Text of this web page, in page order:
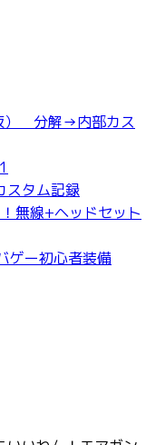
） 分解→内部カス
タム記録
無線+ヘッドセット
ゲー初心者装備